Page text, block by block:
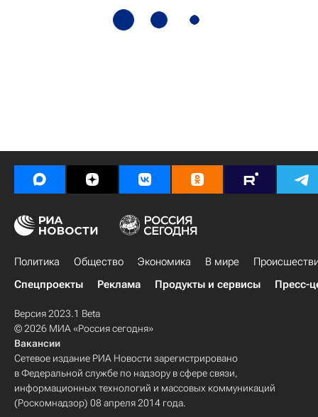
Политика Общество Экономика В мире
Спецпроекты
Реклама Продукты и сервисы Пресс-
Версия 2023.1 Beta
© 2026 МИА «Россия сегодня»
Вакансии
Сетевое издание РИА Новости зарегистрировано
в Федеральной службе по надзору в сфере связи,
информационных технологий и массовых коммуникаций
(Роскомнадзор) 08 апреля 2014 года.